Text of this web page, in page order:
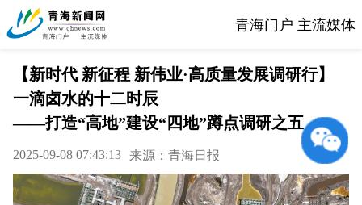
青海门户 主流媒体
【新时代 新征程 新伟业·高质量发展调研行】
一滴卤水的十二时辰
——打造“高地”建设“四地”蹲点调研之五
2025-09-08 07:43:13 来源：青海日报